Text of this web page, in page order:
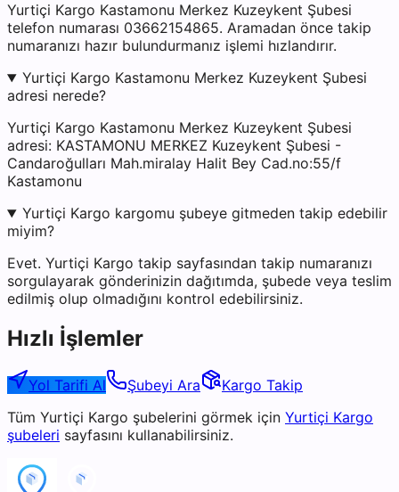
Yurtiçi Kargo Kastamonu Merkez Kuzeykent Şubesi
telefon numarası 03662154865. Aramadan önce takip
numaranızı hazır bulundurmanız işlemi hızlandırır.
Yurtiçi Kargo Kastamonu Merkez Kuzeykent Şubesi
adresi nerede?
Yurtiçi Kargo Kastamonu Merkez Kuzeykent Şubesi
adresi: KASTAMONU MERKEZ Kuzeykent Şubesi -
Candaroğulları Mah.miralay Halit Bey Cad.no:55/f
Kastamonu
Yurtiçi Kargo kargomu şubeye gitmeden takip edebilir
miyim?
Evet. Yurtiçi Kargo takip sayfasından takip numaranızı
sorgulayarak gönderinizin dağıtımda, şubede veya teslim
edilmiş olup olmadığını kontrol edebilirsiniz.
Hızlı İşlemler
Yol Tarifi Al Şubeyi Ara
Kargo Takip
Tüm Yurtiçi Kargo şubelerini görmek için Yurtiçi Kargo
şubeleri sayfasını kullanabilirsiniz.